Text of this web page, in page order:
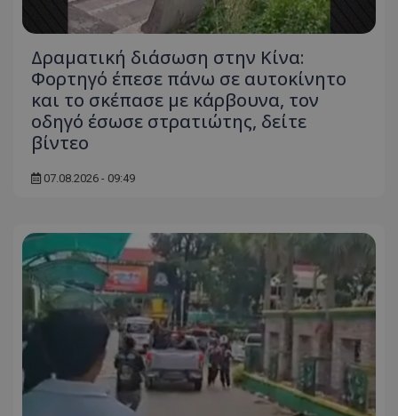
Δραματική διάσωση στην Κίνα:
Φορτηγό έπεσε πάνω σε αυτοκίνητο
και το σκέπασε με κάρβουνα, τον
οδηγό έσωσε στρατιώτης, δείτε
βίντεο
07.08.2026 - 09:49